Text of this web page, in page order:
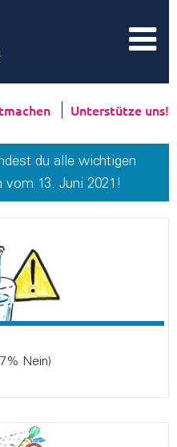
Unterstütze uns!
du alle wichtigen
vom 13. Juni 2021!
Nein)